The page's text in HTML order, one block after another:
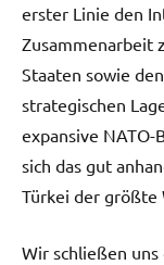
erster Linie den
Zusammenarbeit
Staaten sowie
strategischen
expansive
sich das gut
Türkei der größte
Wir schließen